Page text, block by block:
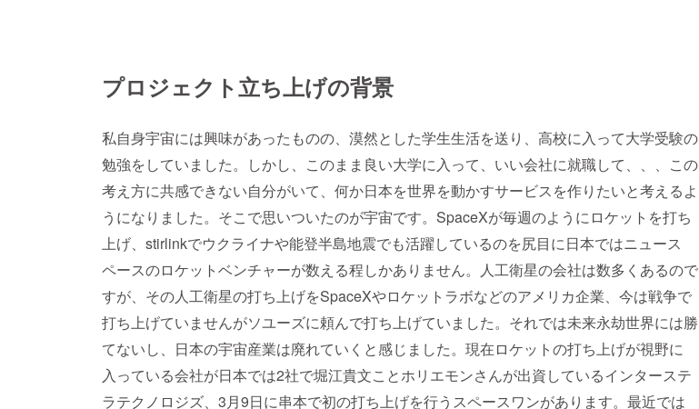
プロジェクト立ち上げの背景
私自身宇宙には興味があったものの、漠然とした学生生活を送り、高校に入って大学受験の
勉強をしていました。しかし、このまま良い大学に入って、いい会社に就職して、、、この
考え方に共感できない自分がいて、何か日本を世界を動かすサービスを作りたいと考えるよ
うになりました。そこで思いついたのが宇宙です。SpaceXが毎週のようにロケットを打ち
上げ、stirlinkでウクライナや能登半島地震でも活躍しているのを尻目に日本ではニュース
ペースのロケットベンチャーが数える程しかありません。人工衛星の会社は数多くあるので
すが、その人工衛星の打ち上げをSpaceXやロケットラボなどのアメリカ企業、今は戦争で
打ち上げていませんがソユーズに頼んで打ち上げていました。それでは未来永劫世界には勝
てないし、日本の宇宙産業は廃れていくと感じました。現在ロケットの打ち上げが視野に
入っている会社が日本では2社で堀江貴文ことホリエモンさんが出資しているインターステ
ラテクノロジズ、3月9日に串本で初の打ち上げを行うスペースワンがあります。最近では